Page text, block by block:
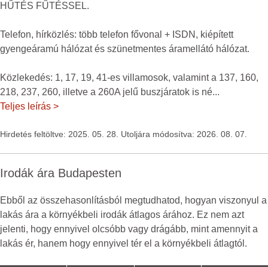
HŰTÉS FŰTÉSSEL.
Telefon, hírközlés: több telefon fővonal + ISDN, kiépített
gyengeáramú hálózat és szünetmentes áramellátó hálózat.
Közlekedés: 1, 17, 19, 41-es villamosok, valamint a 137, 160,
218, 237, 260, illetve a 260A jelű buszjáratok is né...
Teljes leírás >
Hirdetés feltöltve: 2025. 05. 28. Utoljára módosítva: 2026. 08. 07.
Irodák ára Budapesten
Ebből az összehasonlításból megtudhatod, hogyan viszonyul a
lakás ára a környékbeli irodák átlagos árához. Ez nem azt
jelenti, hogy ennyivel olcsóbb vagy drágább, mint amennyit a
lakás ér, hanem hogy ennyivel tér el a környékbeli átlagtól.